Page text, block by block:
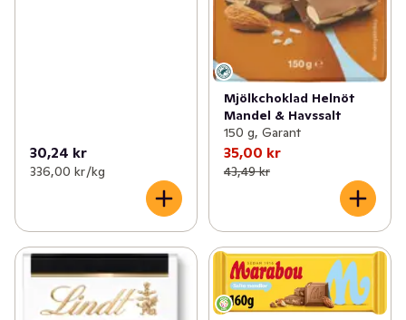
30,24 kr
336,00 kr /kg
Mjölkchoklad Helnöt
Mandel & Havssalt
150 g, Garant
35,00 kr
43,49 kr